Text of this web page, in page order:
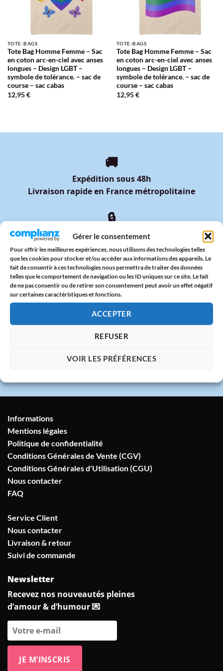
Gérer le consentement
Pour offrir les meilleures expériences, nous utilisons des technologies telles
que les cookies pour stocker et/ou accéder aux informations des appareils. Le
fait de consentir à ces technologies nous permettra de traiter des données
telles que le comportement de navigation ou les ID uniques sur ce site. Le fait
de ne pas consentir ou de retirer son consentement peut avoir un effet négatif
sur certaines caractéristiques et fonctions.
ACCEPTER
REFUSER
VOIR LES PRÉFÉRENCES
TOTE-BAGS
Tote Bag Homme Femme – Sac
en coton arc-en-ciel avec anses
longues – Design LGBT –
symbole de tolérance. – sac de
course – sac cabas
12,95€
TOTE-BAGS
Tote Bag Homme Femme – Sac
en coton arc-en-ciel avec anses
longues – Design LGBT –
symbole de tolérance. – sac de
course – sac cabas
12,95€
🚚
Expédition sous 48h
Livraison rapide en France métropolitaine
🔒
Paiement sécurisé
CB & PayPal sur serveur protégé
🇫🇷
Atelier en France
Imprimé avec amour dans notre atelier à
Marseille
💬
Service client humain
Informations
Mentions légales
Politique de confidentialité
Conditions Générales de Vente (CGV)
Conditions Générales d'Utilisation (CGU)
Nous contacter
FAQ
Service Client
Nous contacter
Livraison & retour
Suivi de commande
Newsletter
Recevez nos nouveautés pleines
d’amour & d’humour 💌